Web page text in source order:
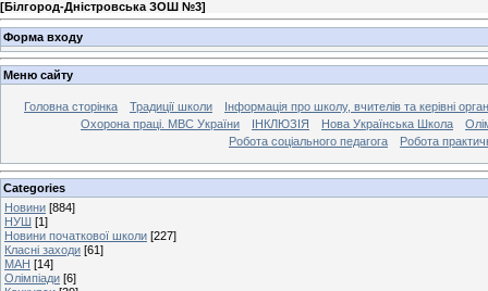
[Білгород-Дністровська ЗОШ №3]
Форма входу
Меню сайту
Головна сторінка Традиції школи
Інформація про школу, вчителів та керівні
Охорона праці. МВС України
ІНКЛЮЗІЯ Нова Українська Школа
Робота соціального педагога
Робота
Categories
Новини [884]
НУШ [1]
Новини початкової школи [227]
Класні заходи [61]
МАН [14]
Олімпіади [6]